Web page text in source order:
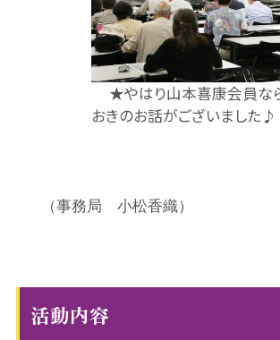
活動内容
★やはり山本喜康会員なら
おきのお話がございました♪
（事務局 小松香織）